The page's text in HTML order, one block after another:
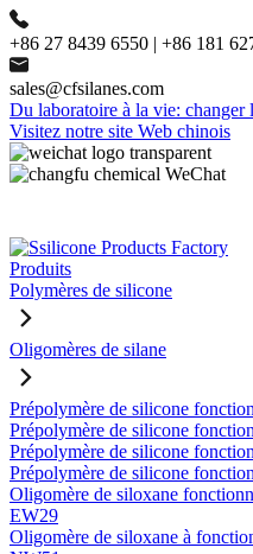
+86 27 8439 6550 | +86 181
sales@cfsilanes.com
Du laboratoire à la vie: changer
Visitez notre site Web chinois
Produits
Polymères de silicone
Oligomères de silane
Prépolymère de silicone
Prépolymère de silicone
Prépolymère de silicone
Prépolymère de silicone
Oligomère de siloxane
EW29
Oligomère de siloxane à